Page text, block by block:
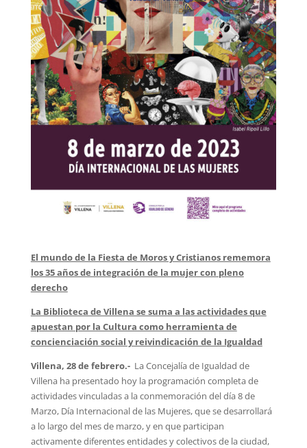
El mundo de la Fiesta de Moros y Cristianos rememora
los 35 años de integración de la mujer con pleno
derecho
La Biblioteca de Villena se suma a las actividades que
apuestan por la Cultura como herramienta de
concienciación social y reivindicación de la Igualdad
Villena, 28 de febrero.- La Concejalía de Igualdad de
Villena ha presentado hoy la programación completa de
actividades vinculadas a la conmemoración del día 8 de
Marzo, Día Internacional de las Mujeres, que se desarrollará
a lo largo del mes de marzo, y en que participan
activamente diferentes entidades y colectivos de la ciudad,